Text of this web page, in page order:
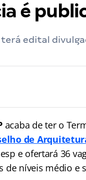
é
terá edital
acaba de ter o
de
e ofertará 36
de níveis médio e